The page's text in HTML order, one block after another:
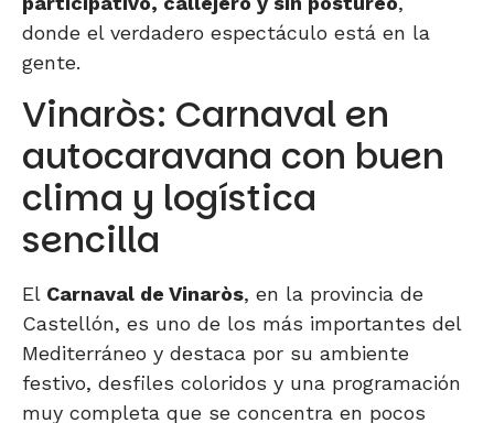
donde el verdadero espectáculo está en la
gente.
Vinaròs: Carnaval en
autocaravana con buen
clima y logística
sencilla
El Carnaval de Vinaròs, en la provincia de
Castellón, es uno de los más importantes del
Mediterráneo y destaca por su ambiente
festivo, desfiles coloridos y una programación
muy completa que se concentra en pocos